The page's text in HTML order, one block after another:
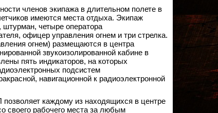
членов экипажа в длительном полете в
имеются места отдыха. Экипаж
штурман, четыре оператора
офицер управления огнем и три стрелка.
огнем) размещаются в центра
звукоизолированной кабине в
пять индикаторов, на которых
подсистем
навигационной к радиоэлектронной
каждому из находящихся в центре
своего рабочего места за любым